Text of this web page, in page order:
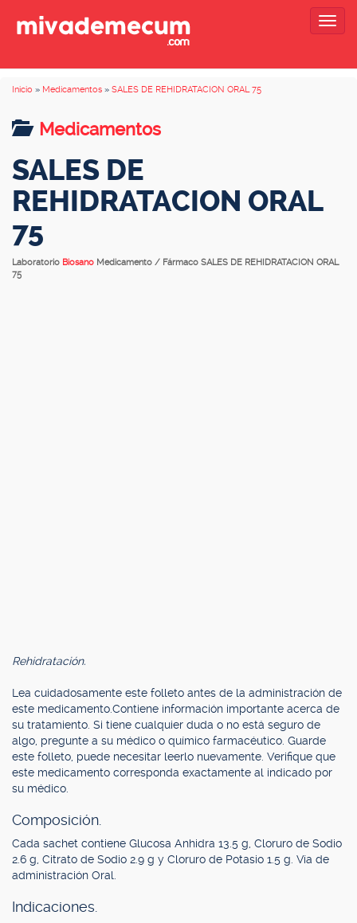
Inicio » Medicamentos » SALES DE REHIDRATACION ORAL 75
Medicamentos
SALES DE
REHIDRATACION ORAL
75
Laboratorio Biosano Medicamento / Fármaco SALES DE REHIDRATACION ORAL
75
Rehidratación.
Lea cuidadosamente este folleto antes de la administración de
este medicamento.Contiene información importante acerca de
su tratamiento. Si tiene cualquier duda o no está seguro de
algo, pregunte a su médico o químico farmacéutico. Guarde
este folleto, puede necesitar leerlo nuevamente. Verifique que
este medicamento corresponda exactamente al indicado por
su médico.
Composición.
Cada sachet contiene Glucosa Anhidra 13.5 g, Cloruro de Sodio
2.6 g, Citrato de Sodio 2.9 g y Cloruro de Potasio 1.5 g. Vía de
administración Oral.
Indicaciones.